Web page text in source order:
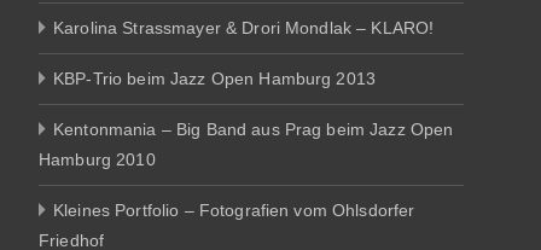
Karolina Strassmayer & Drori Mondlak – KLARO!
KBP-Trio beim Jazz Open Hamburg 2013
Kentonmania – Big Band aus Prag beim Jazz Open
Hamburg 2010
Kleines Portfolio – Fotografien vom Ohlsdorfer
Friedhof